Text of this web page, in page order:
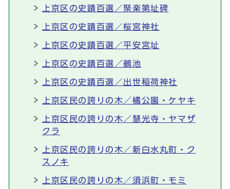
上京区の史蹟百選／聚楽第址碑
上京区の史蹟百選／桜宮神社
上京区の史蹟百選／平安宮址
上京区の史蹟百選／鵺池
上京区の史蹟百選／出世稲荷神社
上京区民の誇りの木／橘公園・ケヤキ
上京区民の誇りの木／慧光寺・ヤマザ
クラ
上京区民の誇りの木／新白水丸町・ク
スノキ
上京区民の誇りの木／須浜町・モミ